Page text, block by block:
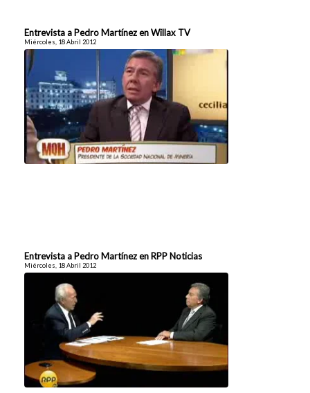
Entrevista a Pedro Martínez en Willax TV
Miércoles, 18 Abril 2012
Entrevista a Pedro Martínez en RPP Noticias
Miércoles, 18 Abril 2012